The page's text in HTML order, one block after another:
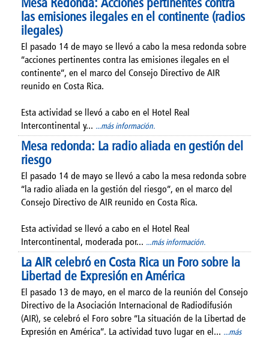
las emisiones ilegales en el continente (radios
ilegales)
El pasado 14 de mayo se llevó a cabo la mesa redonda sobre
“acciones pertinentes contra las emisiones ilegales en el
continente”, en el marco del Consejo Directivo de AIR
reunido en Costa Rica.
Esta actividad se llevó a cabo en el Hotel Real
Intercontinental y... ...más información.
Mesa redonda: La radio aliada en gestión del
riesgo
El pasado 14 de mayo se llevó a cabo la mesa redonda sobre
“la radio aliada en la gestión del riesgo”, en el marco del
Consejo Directivo de AIR reunido en Costa Rica.
Esta actividad se llevó a cabo en el Hotel Real
Intercontinental, moderada por... ...más información.
La AIR celebró en Costa Rica un Foro sobre la
Libertad de Expresión en América
El pasado 13 de mayo, en el marco de la reunión del Consejo
Directivo de la Asociación Internacional de Radiodifusión
(AIR), se celebró el Foro sobre “La situación de la Libertad de
Expresión en América”. La actividad tuvo lugar en el... ...más